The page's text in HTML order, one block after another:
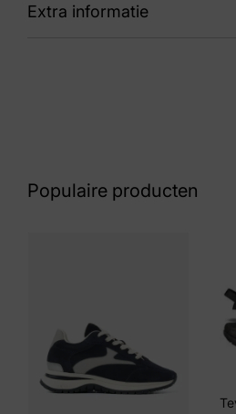
sneaker
Extra informatie
Artikelnummer
735001 201 106
Populaire producten